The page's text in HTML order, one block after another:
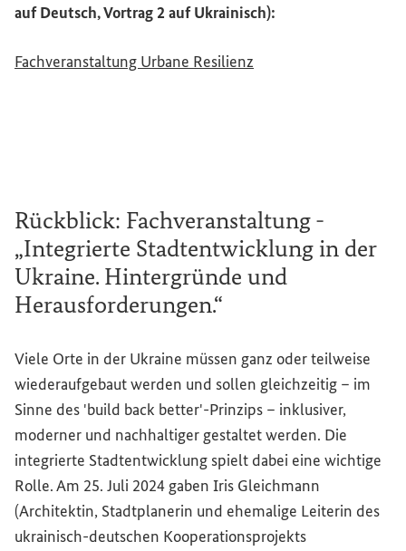
auf Deutsch, Vortrag 2 auf Ukrainisch):
Fachveranstaltung Urbane Resilienz
Rückblick: Fachveranstaltung -
„Integrierte Stadtentwicklung in der
Ukraine. Hintergründe und
Herausforderungen.“
Viele Orte in der Ukraine müssen ganz oder teilweise
wiederaufgebaut werden und sollen gleichzeitig – im
Sinne des 'build back better'-Prinzips – inklusiver,
moderner und nachhaltiger gestaltet werden. Die
integrierte Stadtentwicklung spielt dabei eine wichtige
Rolle. Am 25. Juli 2024 gaben Iris Gleichmann
(Architektin, Stadtplanerin und ehemalige Leiterin des
ukrainisch-deutschen Kooperationsprojekts